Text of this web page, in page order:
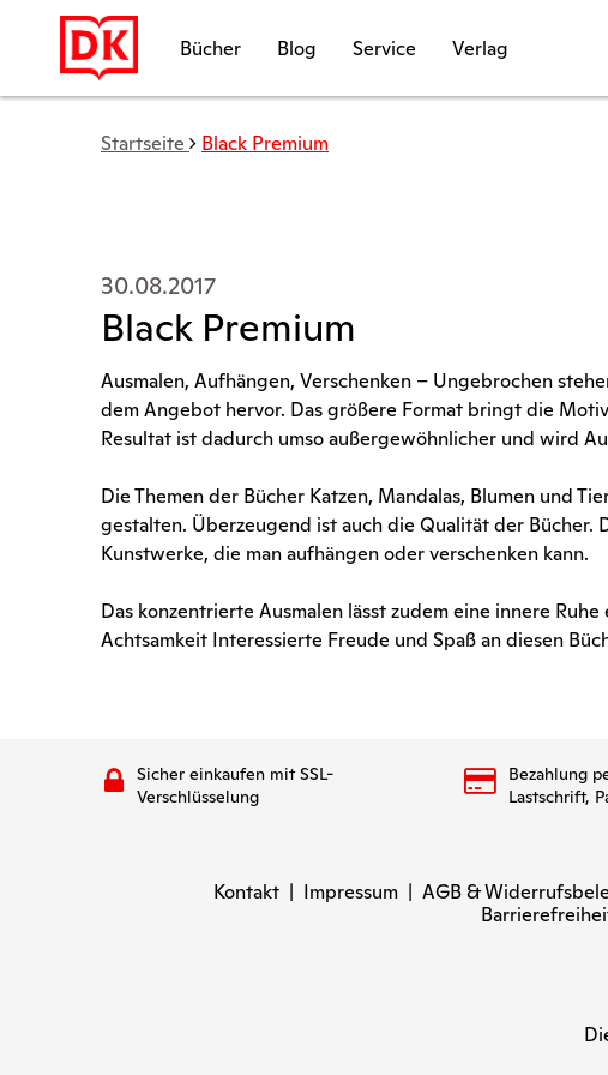
Bücher Blog Service Verlag
Startseite Black Premium
30.08.2017
Black Premium
Ausmalen, Aufhängen, Verschenken – Ungebrochen
dem Angebot hervor. Das größere Format bringt die
Resultat ist dadurch umso außergewöhnlicher und wird
Die Themen der Bücher Katzen, Mandalas, Blumen und
gestalten. Überzeugend ist auch die Qualität der Bücher.
Kunstwerke, die man aufhängen oder verschenken kann.
Das konzentrierte Ausmalen lässt zudem eine innere
Achtsamkeit Interessierte Freude und Spaß an diesen
Sicher einkaufen mit SSL-
Verschlüsselung
Bezahlung
Lastschrift,
Kontakt | Impressum | AGB &